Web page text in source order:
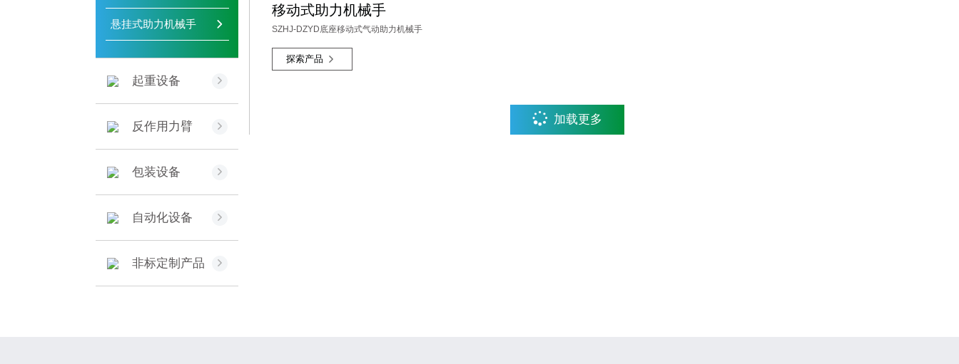
悬挂式助力机械手 
起重设备 
反作用力臂 
包装设备 
自动化设备 
非标定制产品 
移动式助力机械手
SZHJ-DZYD底座移动式气动助力机械手
探索产品 
加载更多